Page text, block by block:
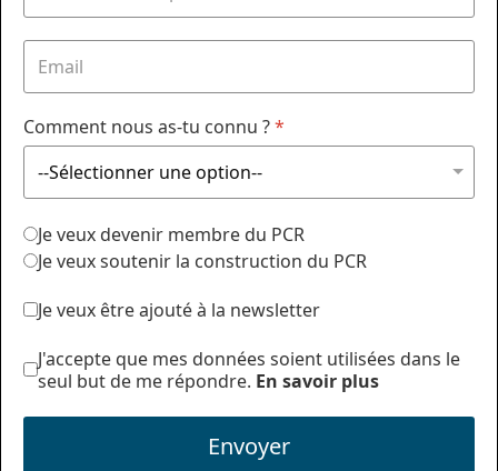
Comment nous as-tu connu ?*
Je veux devenir membre du PCR
Je veux soutenir la construction du PCR
Je veux être ajouté à la newsletter
J'accepte que mes données soient utilisées dans le
seul but de me répondre. En savoir plus
Envoyer